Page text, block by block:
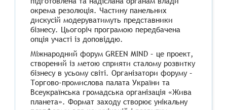
окрема резолюція. Частину панельних
дискусій модеруватимуть представники
бізнесу. Цьогоріч програмою передбачена
опція участі із доповіддю.
Міжнародний форум GREEN MIND – це проект,
створений із метою сприяти сталому розвитку
бізнесу в усьому світі. Організатори форуму –
Торгово-промислова палата України та
Всеукраїнська громадська організація «Жива
планета». Формат заходу створює унікальну